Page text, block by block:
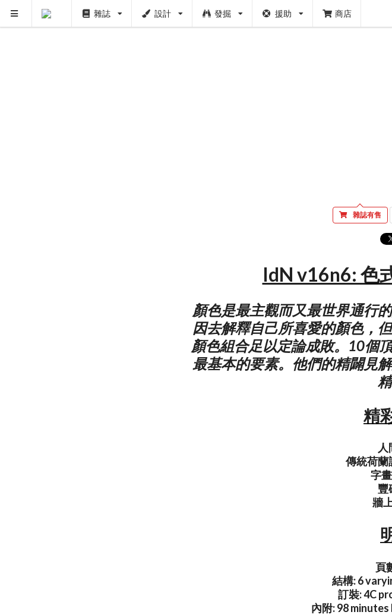
雜誌 設計 發掘 援助 商店
雜誌有售
IdN v16n6: 色
顏色是最主觀而又最世界通行
因去解釋自己所喜愛的顏色，
顏色組合足以定論成敗。10個
最基本的要素。他們的精闢見
精
傳統荷蘭
字
豐
牆
頁
結構: 6
訂裝: 4C
內附: 98